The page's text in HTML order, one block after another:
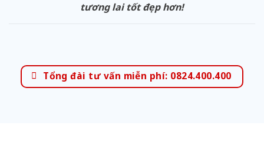
tương lai tốt đẹp hơn!
Tổng đài tư vấn miễn phí: 0824.400.400